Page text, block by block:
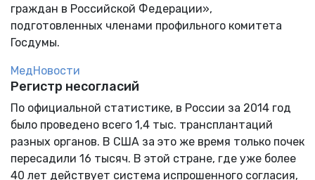
граждан в Российской Федерации»,
подготовленных членами профильного комитета
Госдумы.
МедНовости
Регистр несогласий
По официальной статистике, в России за 2014 год
было проведено всего 1,4 тыс. трансплантаций
разных органов. В США за это же время только почек
пересадили 16 тысяч. В этой стране, где уже более
40 лет действует система испрошенного согласия,